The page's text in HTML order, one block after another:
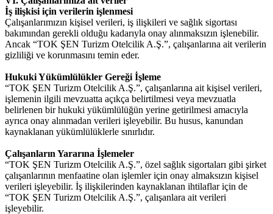
İş ilişkisi için verilerin işlenmesi
Çalışanlarımızın kişisel verileri, iş ilişkileri ve sağlık sigortası
bakımından gerekli olduğu kadarıyla onay alınmaksızın işlenebilir.
Ancak “TOK ŞEN Turizm Otelcilik A.Ş.”, çalışanlarına ait verilerin
gizliliği ve korunmasını temin eder.
Hukuki Yükümlülükler Gereği İşleme
“TOK ŞEN Turizm Otelcilik A.Ş.”, çalışanlarına ait kişisel verileri,
işlemenin ilgili mevzuatta açıkça belirtilmesi veya mevzuatla
belirlenen bir hukuki yükümlülüğün yerine getirilmesi amacıyla
ayrıca onay alınmadan verileri işleyebilir. Bu husus, kanundan
kaynaklanan yükümlülüklerle sınırlıdır.
Çalışanların Yararına İşlemeler
“TOK ŞEN Turizm Otelcilik A.Ş.”, özel sağlık sigortaları gibi şirket
çalışanlarının menfaatine olan işlemler için onay almaksızın kişisel
verileri işleyebilir. İş ilişkilerinden kaynaklanan ihtilaflar için de
“TOK ŞEN Turizm Otelcilik A.Ş.”, çalışanlara ait verileri
işleyebilir.